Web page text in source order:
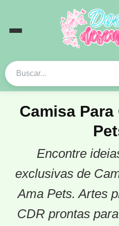
Camisa Para
Encontre
exclusivas de
Ama Pets. Artes
CDR prontas